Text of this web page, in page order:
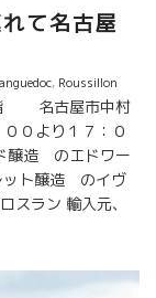
て名古屋
, Roussillon
名古屋市中村
０より１７：０
醸造 のエドワー
ット醸造 のイヴ
ラン 輸入元、
ンが色々試飲で